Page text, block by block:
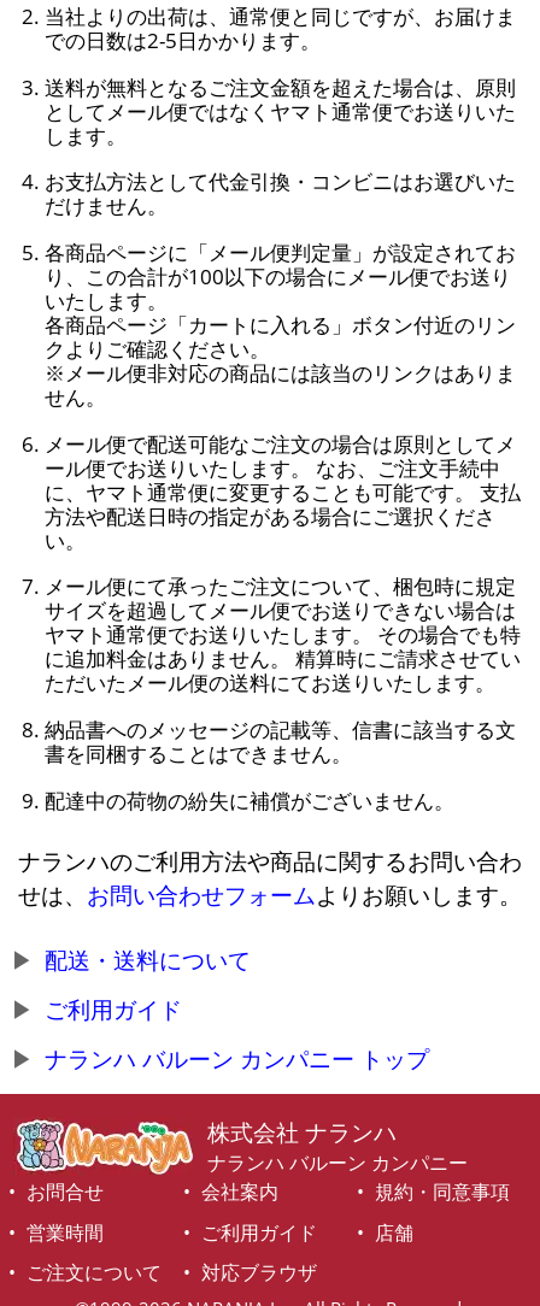
当社よりの出荷は、通常便と同じですが、お届けま
での日数は2-5日かかります。
送料が無料となるご注文金額を超えた場合は、原則
としてメール便ではなくヤマト通常便でお送りいた
します。
お支払方法として代金引換・コンビニはお選びいた
だけません。
各商品ページに「メール便判定量」が設定されてお
り、この合計が100以下の場合にメール便でお送り
いたします。
各商品ページ「カートに入れる」ボタン付近のリン
クよりご確認ください。
※メール便非対応の商品には該当のリンクはありま
せん。
メール便で配送可能なご注文の場合は原則としてメ
ール便でお送りいたします。 なお、ご注文手続中
に、ヤマト通常便に変更することも可能です。 支払
方法や配送日時の指定がある場合にご選択くださ
い。
メール便にて承ったご注文について、梱包時に規定
サイズを超過してメール便でお送りできない場合は
ヤマト通常便でお送りいたします。 その場合でも特
に追加料金はありません。 精算時にご請求させてい
ただいたメール便の送料にてお送りいたします。
納品書へのメッセージの記載等、信書に該当する文
書を同梱することはできません。
配達中の荷物の紛失に補償がございません。
ナランハのご利用方法や商品に関するお問い合わ
せは、 お問い合わせフォームよりお願いします。
配送・送料について
ご利用ガイド
ナランハ バルーン カンパニー トップ
株式会社 ナランハ
ナランハ バルーン カンパニー
お問合せ
会社案内
規約・同意事項
営業時間
ご利用ガイド
店舗
ご注文について
対応ブラウザ